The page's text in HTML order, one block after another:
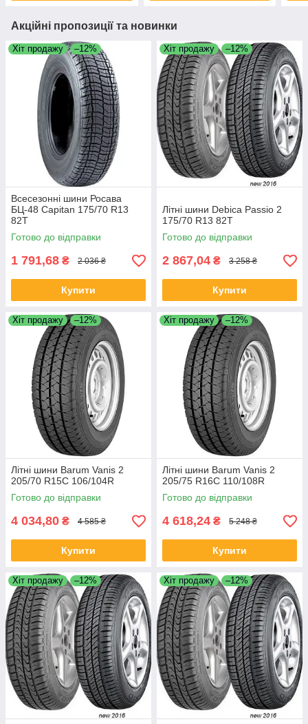
Акційні пропозиції та новинки
Хіт продажу –12%
Всесезонні шини Росава
БЦ-48 Capitan 175/70 R13
82T
Готово до відправки
1 791,68 ₴ 2 036 ₴
Купити
Хіт продажу –12%
Літні шини Debica Passio 2
175/70 R13 82T
Готово до відправки
2 867,04 ₴ 3 258 ₴
Купити
Хіт продажу –12%
Літні шини Barum Vanis 2
205/70 R15C 106/104R
Готово до відправки
4 034,80 ₴ 4 585 ₴
Купити
Хіт продажу –12%
Літні шини Barum Vanis 2
205/75 R16C 110/108R
Готово до відправки
4 618,24 ₴ 5 248 ₴
Купити
Хіт продажу –12% Хіт продажу –12%